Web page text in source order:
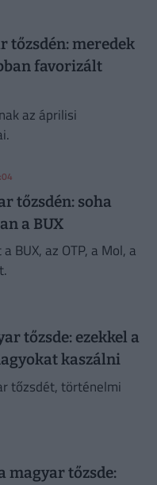
tőzsdén: meredek
favorizált
az áprilisi
tőzsdén: soha
a BUX
BUX, az OTP, a Mol, a
tőzsde: ezekkel a
kaszálni
tőzsdét, történelmi
magyar tőzsde: